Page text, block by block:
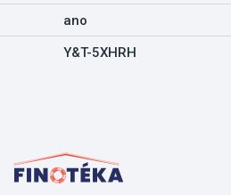
ano
Y&T-5XHRH